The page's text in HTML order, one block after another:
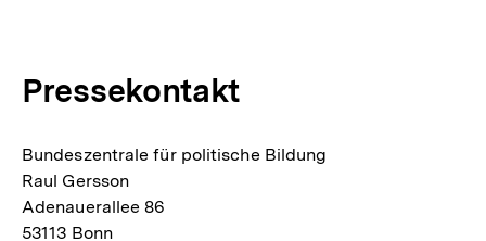
Pressekontakt
Bundeszentrale für politische Bildung
Raul Gersson
Adenauerallee 86
53113 Bonn